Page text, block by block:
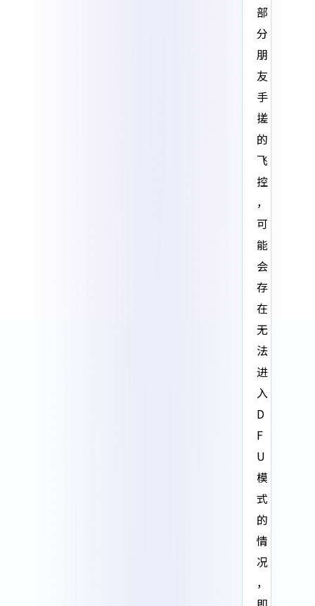
部
分
朋
友
手
搓
的
飞
控
，
可
能
会
存
在
无
法
进
入
D
F
U
模
式
的
情
况
，